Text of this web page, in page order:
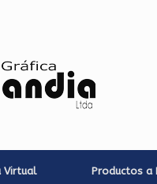
Virtual Productos a